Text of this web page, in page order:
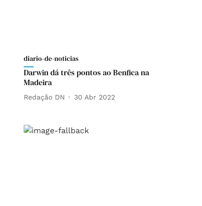
diario-de-noticias
Darwin dá três pontos ao Benfica na
Madeira
Redação DN 30 Abr 2022